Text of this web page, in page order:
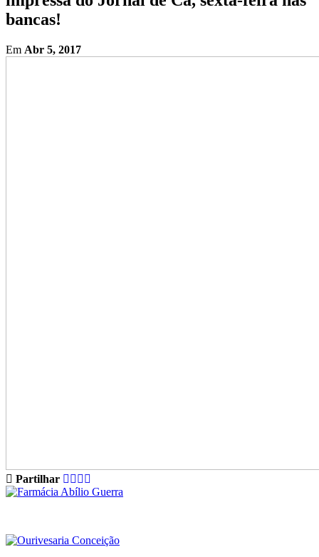
bancas!
Em Abr 5, 2017
Partilhar